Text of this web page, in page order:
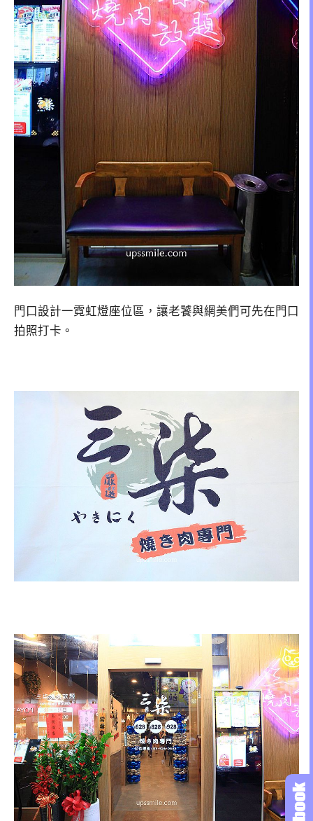
門口設計一霓虹燈座位區，讓老饕與網美們可先在門口
拍照打卡。